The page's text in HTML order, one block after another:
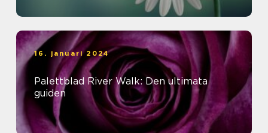
16. januari 2024
Palettblad River Walk: Den ultimata
guiden